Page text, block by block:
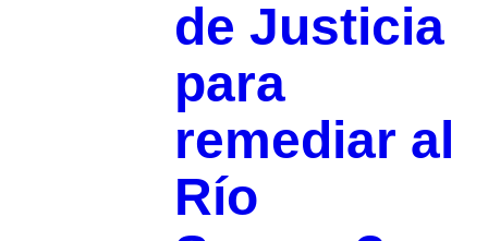
de Justicia
para
remediar al
Río